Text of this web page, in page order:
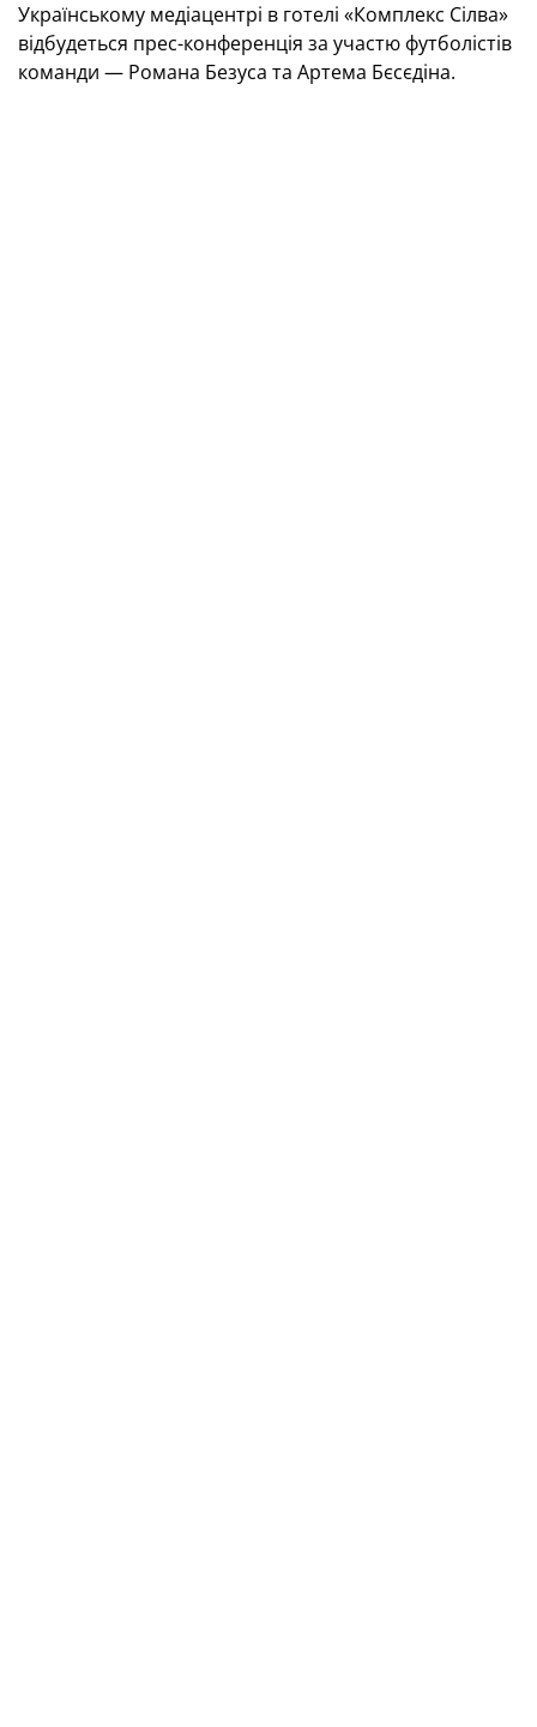
Українському медіацентрі в готелі «Комплекс Сілва»
відбудеться прес-конференція за участю футболістів
команди — Романа Безуса та Артема Бєсєдіна.